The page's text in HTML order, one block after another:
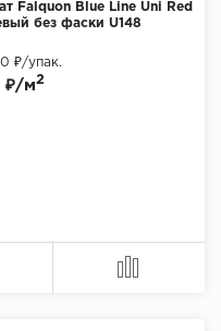
Falquon Blue Line Uni Red
без фаски U148
₽/м2
₽/упак.